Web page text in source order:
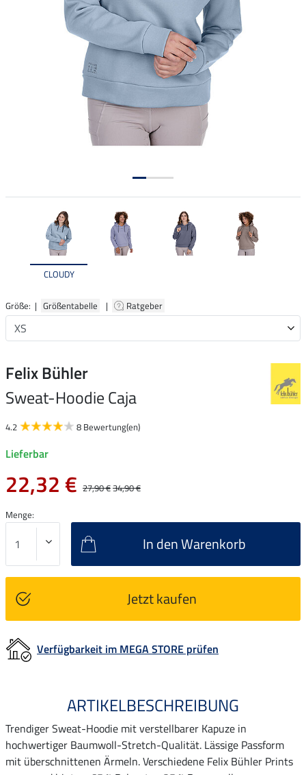
CLOUDY
Größe: | Größentabelle | Ratgeber
Felix Bühler
Sweat-Hoodie Caja
4.2 8 Bewertung(en)
Lieferbar
22,32 € 27,90 €34,90 €
Menge:
In den Warenkorb
Jetzt kaufen
Verfügbarkeit im MEGA STORE prüfen
ARTIKELBESCHREIBUNG
Trendiger Sweat-Hoodie mit verstellbarer Kapuze in
hochwertiger Baumwoll-Stretch-Qualität. Lässige Passform
mit überschnittenen Ärmeln. Verschiedene Felix Bühler Prints